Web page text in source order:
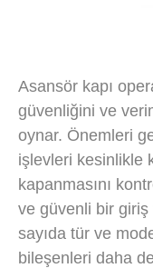
Asansör kapı
güvenliğini ve
oynar. Önemleri
işlevleri kesinlikle
kapanmasını
ve güvenli bir giriş
sayıda tür ve
bileşenleri daha